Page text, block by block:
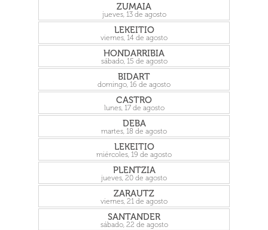
ZUMAIA
jueves, 13 de agosto
LEKEITIO
viernes, 14 de agosto
HONDARRIBIA
sábado, 15 de agosto
BIDART
domingo, 16 de agosto
CASTRO
lunes, 17 de agosto
DEBA
martes, 18 de agosto
LEKEITIO
miércoles, 19 de agosto
PLENTZIA
jueves, 20 de agosto
ZARAUTZ
viernes, 21 de agosto
SANTANDER
sábado, 22 de agosto